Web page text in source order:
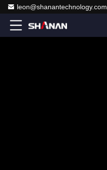
leon@shanantechnology.com